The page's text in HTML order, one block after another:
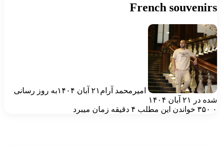
French
امیرمحمد آرام ۲۱ آبان ۱۴۰۴
به روز رسانی
در ۲۱ آبان ۱۴۰۴
خواندن این مطلب ۴ دقیقه زمان میبرد